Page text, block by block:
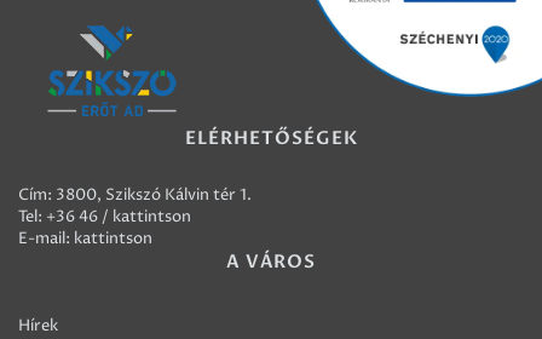
ELÉRHETŐSÉGEK
Cím: 3800, Szikszó Kálvin tér 1.
Tel: +36 46 / kattintson
E-mail: kattintson
A VÁROS
Hírek